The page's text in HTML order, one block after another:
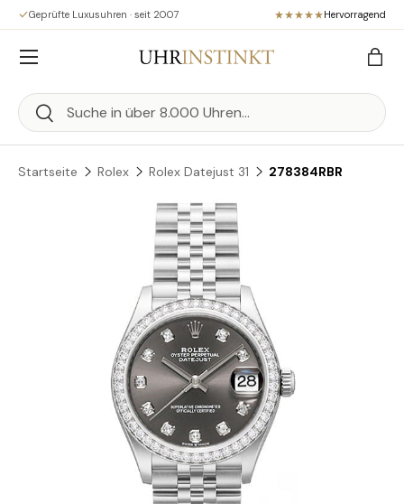
Direkt zum Inhalt
Geprüfte Luxusuhren · seit 2007 Hervorragend
Suchen
Suchen
Menü
Startseite Rolex Rolex Datejust 31 278384RBR
Zu Produktinformationen springen